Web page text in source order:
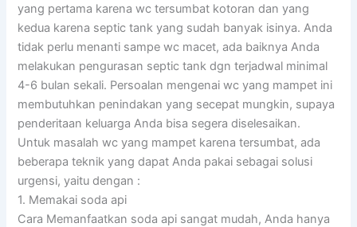
yang pertama karena wc tersumbat kotoran dan yang
kedua karena septic tank yang sudah banyak isinya. Anda
tidak perlu menanti sampe wc macet, ada baiknya Anda
melakukan pengurasan septic tank dgn terjadwal minimal
4-6 bulan sekali. Persoalan mengenai wc yang mampet ini
membutuhkan penindakan yang secepat mungkin, supaya
penderitaan keluarga Anda bisa segera diselesaikan.
Untuk masalah wc yang mampet karena tersumbat, ada
beberapa teknik yang dapat Anda pakai sebagai solusi
urgensi, yaitu dengan :
1. Memakai soda api
Cara Memanfaatkan soda api sangat mudah, Anda hanya